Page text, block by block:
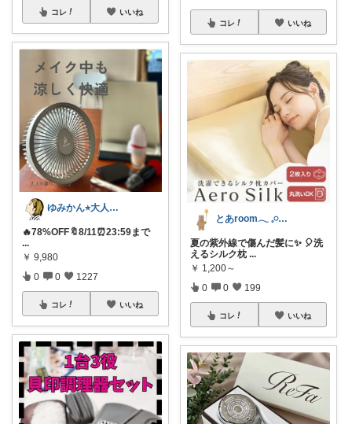
コレ いいね
ゆみかん⭐︎大人の暮らし研究室
🔥78%OFF🔖8/11⏰23:59まで
...
￥ 9,980
0 0 1227
コレ いいね
コレ いいね
とあroom𓂃 𓈒𓏸心地よい衣食住
夏の紫外線で傷んだ髪に✨ 🎈洗
えるシルク枕 ...
￥ 1,200～
0 0 199
コレ いいね